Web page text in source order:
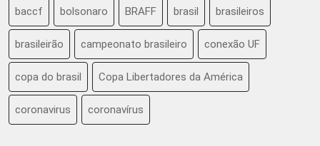
baccf bolsonaro BRAFF brasil brasileiros
brasileirão campeonato brasileiro conexão UF
copa do brasil Copa Libertadores da América
coronavirus coronavírus